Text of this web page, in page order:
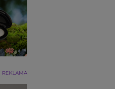
REKLAMA